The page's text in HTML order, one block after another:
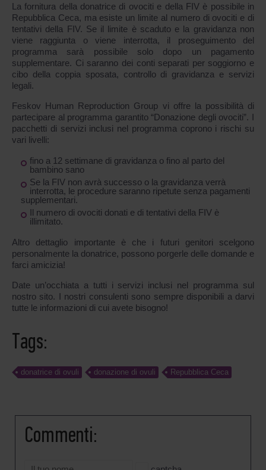
La fornitura della donatrice di ovociti e della FIV è possibile in
Repubblica Ceca, ma esiste un limite al numero di ovociti e di
tentativi della FIV. Se il limite è scaduto e la gravidanza non
viene raggiunta o viene interrotta, il proseguimento del
programma sarà possibile solo dopo un pagamento
supplementare. Ci saranno dei conti separati per soggiorno e
cibo della coppia sposata, controllo di gravidanza e servizi
legali.
Feskov Human Reproduction Group vi offre la possibilità di
partecipare al programma garantito “Donazione degli ovociti”. I
pacchetti di servizi inclusi nel programma coprono i rischi su
vari livelli:
fino a 12 settimane di gravidanza o fino al parto del
bambino sano
Se la FIV non avrà successo o la gravidanza verrà
interrotta, le procedure saranno ripetute senza pagamenti
supplementari.
Il numero di ovociti donati e di tentativi della FIV è
illimitato.
Altro dettaglio importante è che i futuri genitori scelgono
personalmente la donatrice, possono porgerle delle domande e
farci amicizia!
Date un’occhiata a tutti i servizi inclusi nel programma sul
nostro sito. I nostri consulenti sono sempre disponibili a darvi
tutte le informazioni di cui avete bisogno!
Tags:
donatrice di ovuli donazione di ovuli Repubblica Ceca
Commenti: